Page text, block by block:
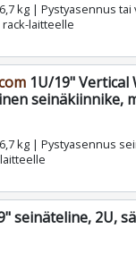
kg | Pystyasennus
laitteelle
1U/19" Vertical
seinäkiinnike,
kg | Pystyasennus
seinäteline, 2U,